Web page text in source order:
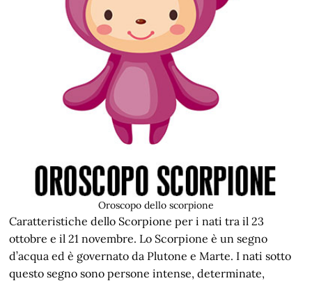
Oroscopo dello scorpione
Caratteristiche dello Scorpione per i nati tra il 23
ottobre e il 21 novembre. Lo Scorpione è un segno
d’acqua ed è governato da Plutone e Marte. I nati sotto
questo segno sono persone intense, determinate,